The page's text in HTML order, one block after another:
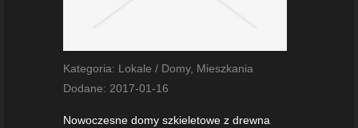
Kategoria: Lokale / Domy, Mieszkania
Dodane: 2017-01-16
Nowoczesne domy szkieletowe z drewna